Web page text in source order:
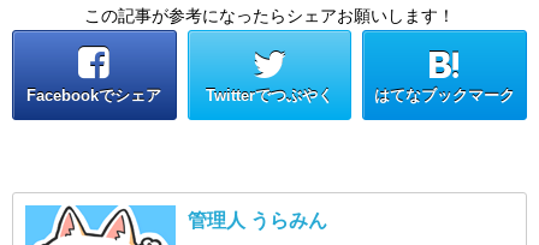
この記事が参考になったらシェアお願いします！
Facebookでシェア Twitterでつぶやく はてなブックマーク
管理人 うらみん